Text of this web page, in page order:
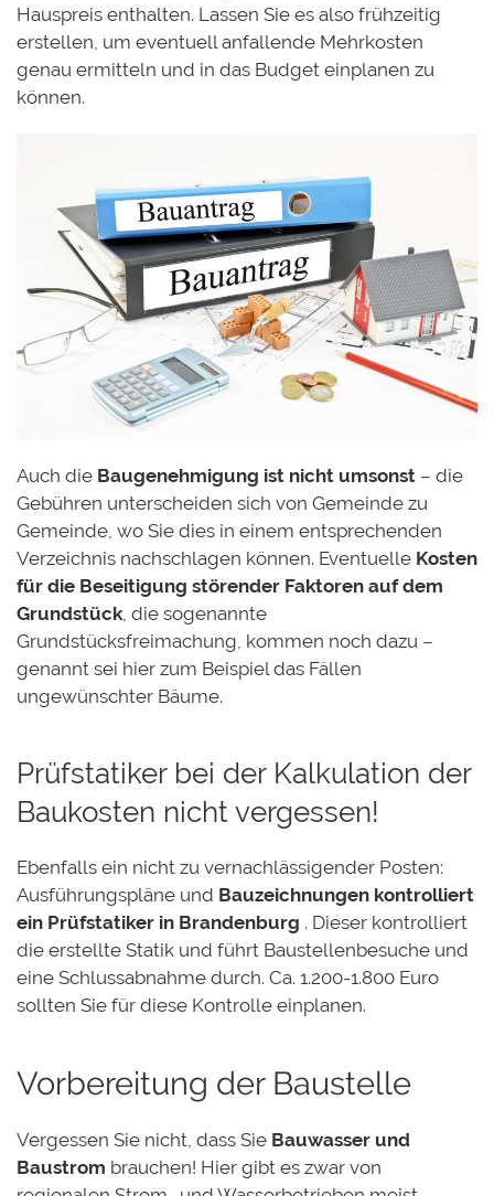
Hauspreis enthalten. Lassen Sie es also frühzeitig
erstellen, um eventuell anfallende Mehrkosten
genau ermitteln und in das Budget einplanen zu
können.
Auch die Baugenehmigung ist nicht umsonst – die
Gebühren unterscheiden sich von Gemeinde zu
Gemeinde, wo Sie dies in einem entsprechenden
Verzeichnis nachschlagen können. Eventuelle Kosten
für die Beseitigung störender Faktoren auf dem
Grundstück , die sogenannte
Grundstücksfreimachung, kommen noch dazu –
genannt sei hier zum Beispiel das Fällen
ungewünschter Bäume.
Prüfstatiker bei der Kalkulation der
Baukosten nicht vergessen!
Ebenfalls ein nicht zu vernachlässigender Posten:
Ausführungspläne und Bauzeichnungen kontrolliert
ein Prüfstatiker in Brandenburg . Dieser kontrolliert
die erstellte Statik und führt Baustellenbesuche und
eine Schlussabnahme durch. Ca. 1.200-1.800 Euro
sollten Sie für diese Kontrolle einplanen.
Vorbereitung der Baustelle
Vergessen Sie nicht, dass Sie Bauwasser und
Baustrom brauchen! Hier gibt es zwar von